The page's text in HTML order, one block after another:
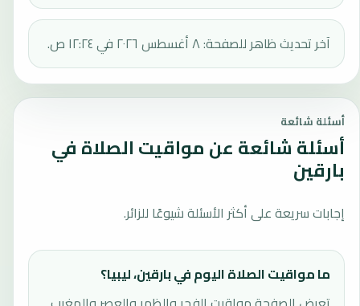
آخر تحديث ظاهر للصفحة: ٨ أغسطس ٢٠٢٦ في ١٢:٢٤ ص.
أسئلة شائعة
أسئلة شائعة عن مواقيت الصلاة في
بارقين
إجابات سريعة على أكثر الأسئلة شيوعًا للزائر.
ما مواقيت الصلاة اليوم في بارقين، ليبيا؟